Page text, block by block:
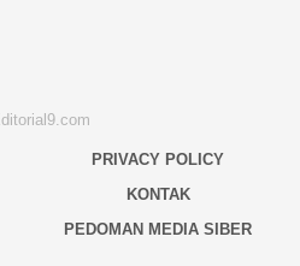
PRIVACY POLICY
KONTAK
PEDOMAN MEDIA SIBER